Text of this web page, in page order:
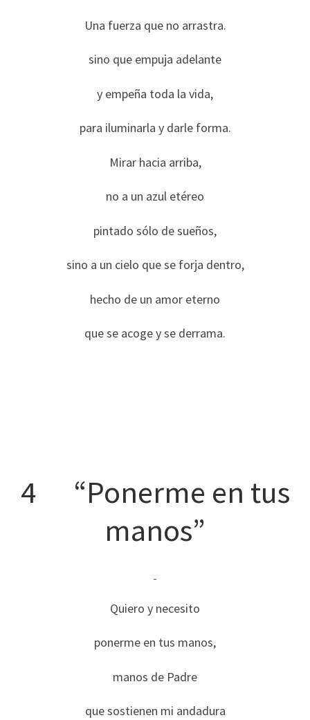
Una fuerza que no arrastra.
sino que empuja adelante
y empeña toda la vida,
para iluminarla y darle forma.
Mirar hacia arriba,
no a un azul etéreo
pintado sólo de sueños,
sino a un cielo que se forja dentro,
hecho de un amor eterno
que se acoge y se derrama.
4 “Ponerme en tus
manos”
Quiero y necesito
ponerme en tus manos,
manos de Padre
que sostienen mi andadura